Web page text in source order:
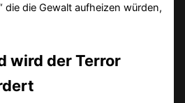
die die Gewalt aufheizen würden,
wird der Terror